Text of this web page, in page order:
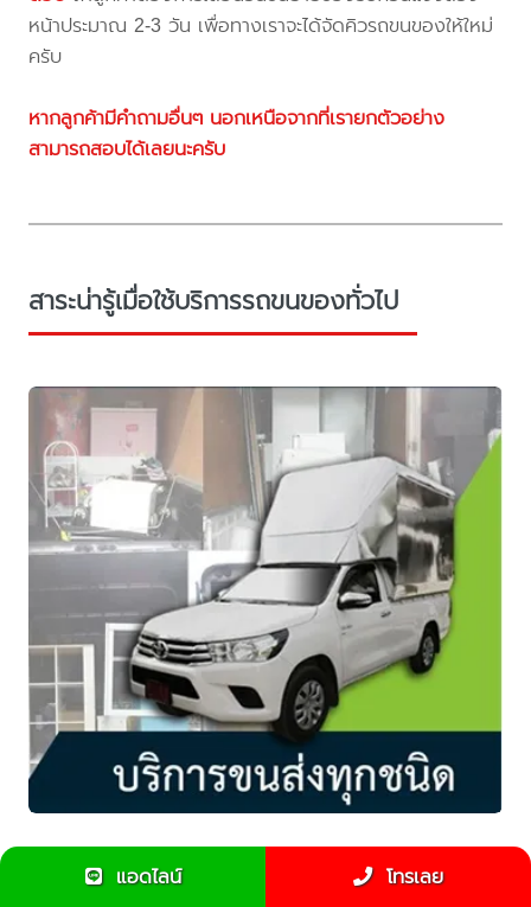
หน้าประมาณ 2-3 วัน เพื่อทางเราจะได้จัดคิวรถขนของให้ใหม่
ครับ
หากลูกค้ามีคำถามอื่นๆ นอกเหนือจากที่เรายกตัวอย่าง
สามารถสอบได้เลยนะครับ
สาระน่ารู้เมื่อใช้บริการรถขนของทั่วไป
แอดไลน์ โทรเลย